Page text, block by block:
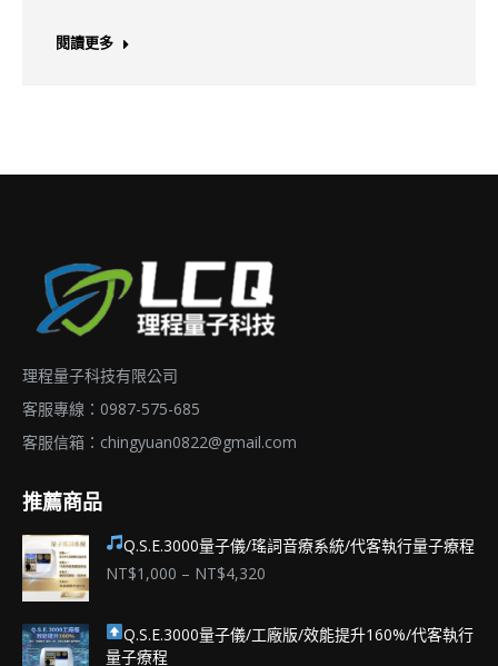
閱讀更多
理程量子科技有限公司
客服專線：0987-575-685
客服信箱： chingyuan0822@gmail.com
推薦商品
Q.S.E.3000量子儀/瑤詞音療系統/代客執行量子療程
NT$1,000 – NT$4,320
圍：
Q.S.E.3000量子儀/工廠版/效能提升160%/代客執行
量子療程